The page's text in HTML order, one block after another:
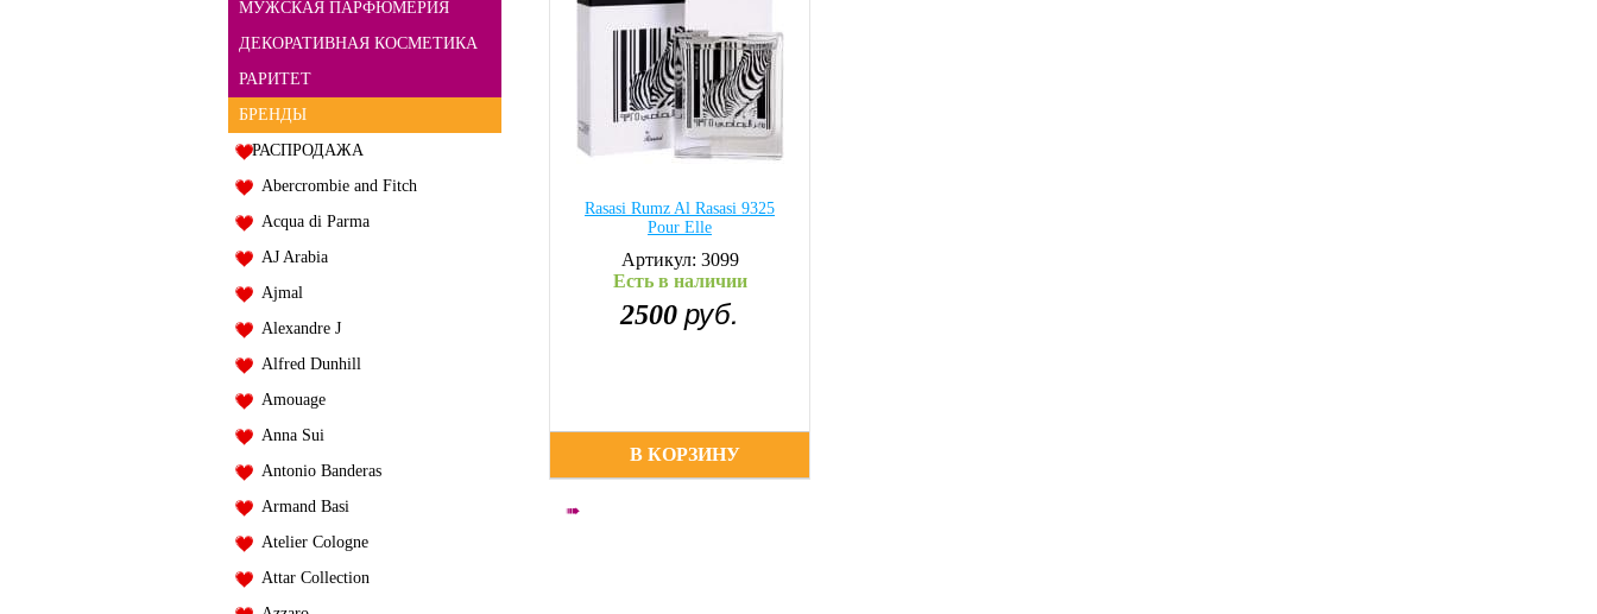
МУЖСКАЯ ПАРФЮМЕРИЯ
ДЕКОРАТИВНАЯ КОСМЕТИКА
РАРИТЕТ
БРЕНДЫ
РАСПРОДАЖА
Abercrombie and Fitch
Acqua di Parma
AJ Arabia
Ajmal
Alexandre J
Alfred Dunhill
Amouage
Anna Sui
Antonio Banderas
Armand Basi
Atelier Cologne
Attar Collection
Rasasi Rumz Al Rasasi 9325
Pour Elle
Артикул: 3099
Есть в наличии
2500 руб.
В КОРЗИНУ
➠